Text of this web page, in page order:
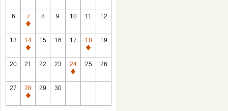
6
7
休
館
日
8 9 10 11 12
13
14
休
館
15 16 17
18
休
館
19
20 21 22 23
24
休
25 26
27
28
休
29 30